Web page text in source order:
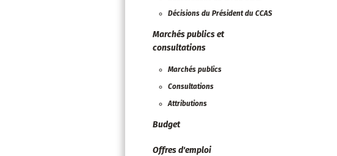
Décisions du Président du CCAS
Marchés publics et
consultations
Marchés publics
Consultations
Attributions
Budget
Offres d'emploi